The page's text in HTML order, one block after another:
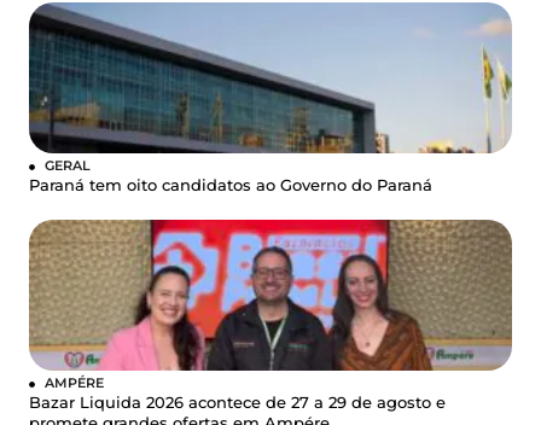
GERAL
Paraná tem oito candidatos ao Governo do Paraná
AMPÉRE
Bazar Liquida 2026 acontece de 27 a 29 de agosto e